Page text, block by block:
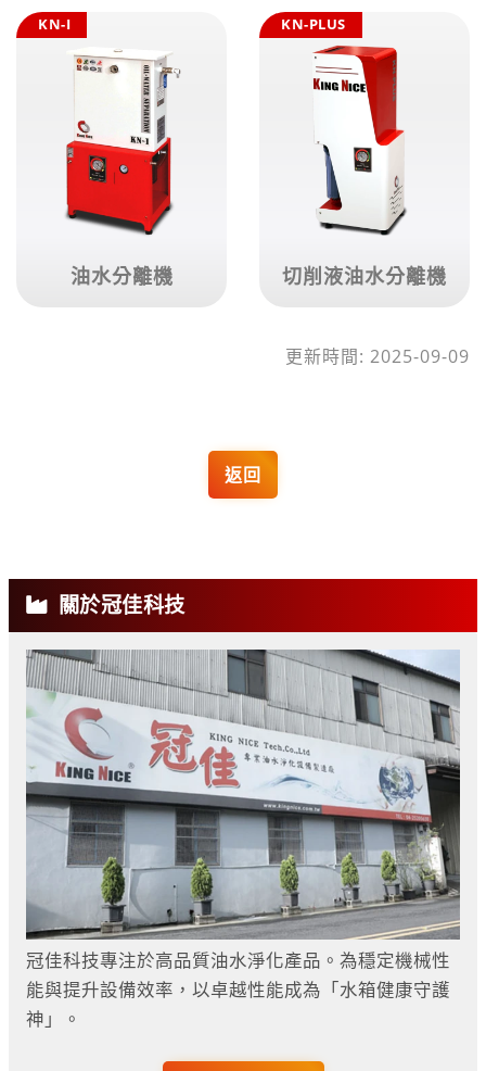
KN-I
油水分離機
KN-PLUS
切削液油水分離機
更新時間: 2025-09-09
返回
關於冠佳科技
冠佳科技專注於高品質油水淨化產品。為穩定機械性
能與提升設備效率，以卓越性能成為「水箱健康守護
神」。